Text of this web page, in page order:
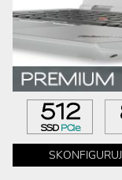
SKONFIGURUJ